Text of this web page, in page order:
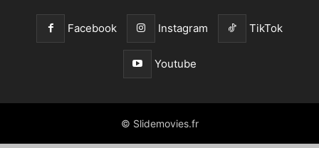
Facebook Instagram TikTok
Youtube
© Slidemovies.fr